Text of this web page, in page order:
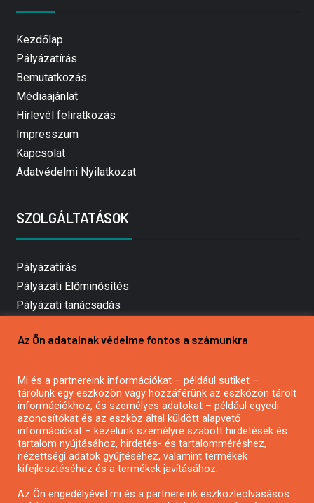
Kezdőlap
Pályázatírás
Bemutatkozás
Médiaajánlat
Hírlevél feliratkozás
Impresszum
Kapcsolat
Adatvédelmi Nyilatkozat
SZOLGÁLTATÁSOK
Pályázatírás
Pályázati Előminősítés
Pályázati tanácsadás
Mezőgazdasági pályázatírás
Pályázatírás civil szervezeteknek
Pályázatírás önkormányzatoknak
Pályázatfigyelés
Specifikus pályázatfigyelés vagy hírlevél
Az Ön adatainak védelme fontos a számunkra
Mi és a partnereink információkat – például sütiket –
tárolunk egy eszközön vagy hozzáférünk az eszközön tárolt
információkhoz, és személyes adatokat – például egyedi
azonosítókat és az eszköz által küldött alapvető
információkat – kezelünk személyre szabott hirdetések és
tartalom nyújtásához, hirdetés- és tartalomméréshez,
nézettségi adatok gyűjtéséhez, valamint termékek
kifejlesztéséhez és a termékek javításához.
Az Ön engedélyével mi és a partnereink eszközleolvasásos